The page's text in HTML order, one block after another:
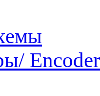
Encoder